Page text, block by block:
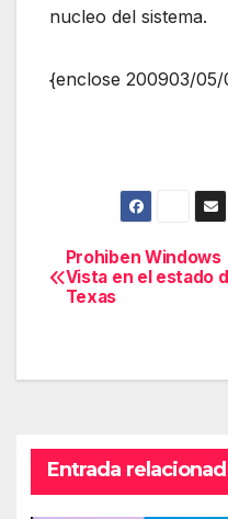
nucleo del sistema.
{enclose 200903/05/
de
Prohiben Windows
Vista en el estado
Texas
Entrada